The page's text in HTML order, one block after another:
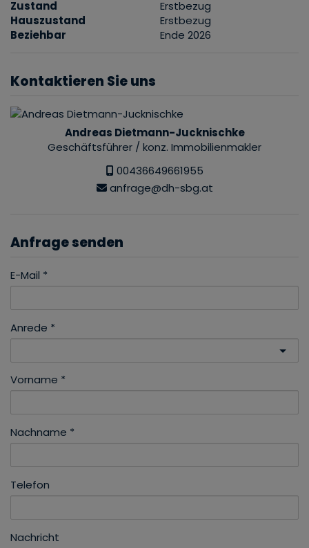
Zustand
Erstbezug
Hauszustand
Erstbezug
Beziehbar
Ende 2026
Kontaktieren Sie uns
Andreas Dietmann-Jucknischke
Geschäftsführer / konz. Immobilienmakler
00436649661955
anfrage@dh-sbg.at
Anfrage senden
E-Mail
Anrede
Vorname
Nachname
Telefon
Nachricht